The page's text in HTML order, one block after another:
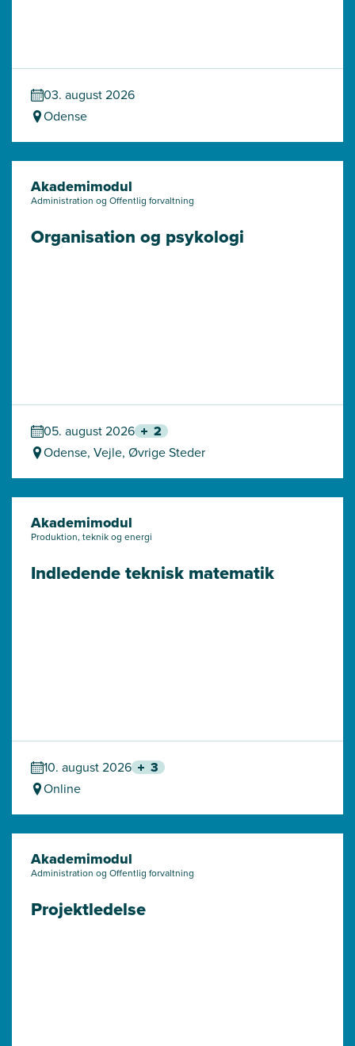
03. august 2026
Odense
Akademimodul
Administration og Offentlig forvaltning
Organisation og psykologi
05. august 2026 2
Odense, Vejle, Øvrige Steder
Akademimodul
Produktion, teknik og energi
Indledende teknisk matematik
10. august 2026 3
Online
Akademimodul
Administration og Offentlig forvaltning
Projektledelse